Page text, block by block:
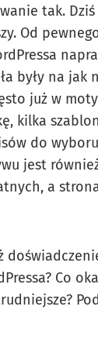
tak.
Od
były na jak
już w
kilka
do
jest
a
Co